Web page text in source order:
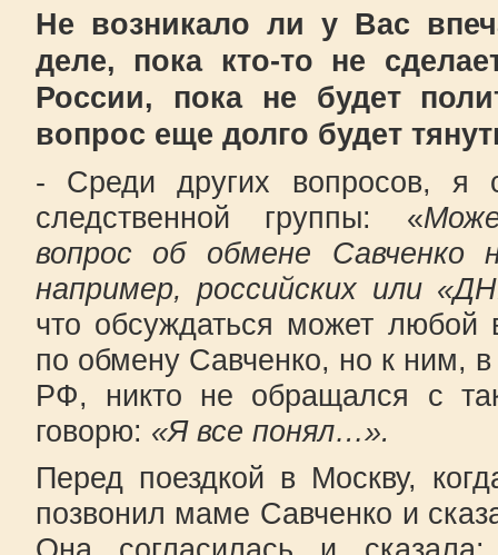
Не возникало ли у Вас
деле, пока кто-то не
России, пока не будет
вопрос еще долго будет
- Среди других вопросов, я
следственной группы: «
вопрос об обмене Савченко
например, российских или
что обсуждаться может
по обмену Савченко, но к ним,
РФ, никто не обращался с
говорю: «Я все понял…».
Перед поездкой в Москву,
позвонил маме Савченко и